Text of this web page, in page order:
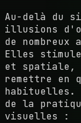
Au-delà du
illusions
de nombreux
Elles
et spatiale,
remettre en
habituelles.
de la
visuelles :